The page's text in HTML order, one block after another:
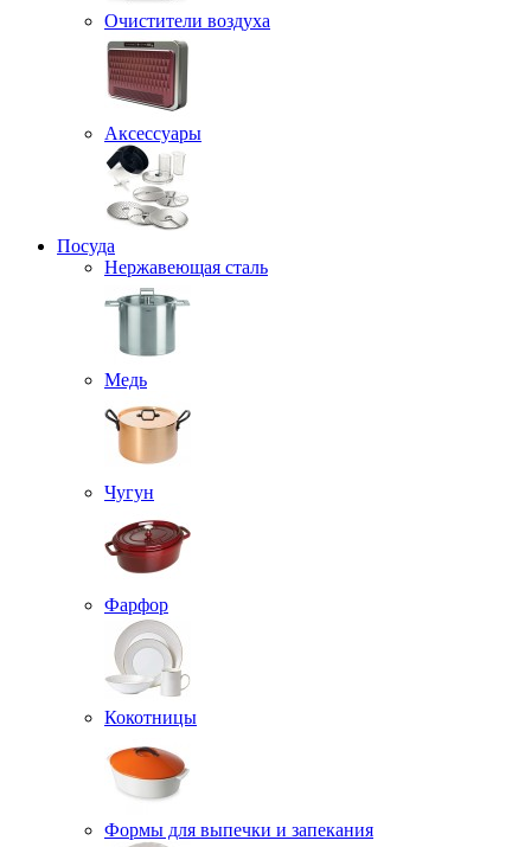
Очистители воздуха
Аксессуары
Посуда
Нержавеющая сталь
Медь
Чугун
Фарфор
Кокотницы
Формы для выпечки и запекания